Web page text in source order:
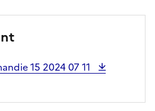
15 2024 07 11